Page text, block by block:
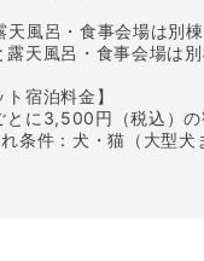
風呂・食事会場は別棟
露天風呂・食事会場は
ト宿泊料金】
とに3,500円（税込）の
条件：犬・猫（大型犬